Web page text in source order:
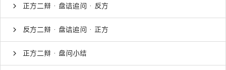
正方二辩 · 盘诘追问 · 反方
反方二辩 · 盘诘追问 · 正方
正方二辩 · 盘问小结